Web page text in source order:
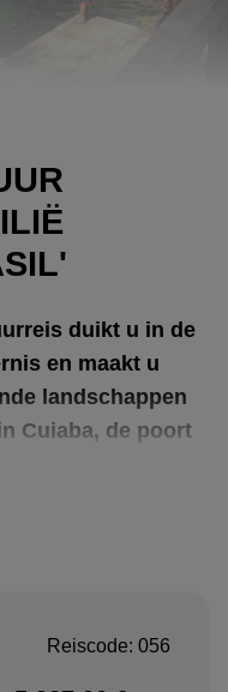
duikt u in de
en maakt u
landschappen
Cuiaba, de poort
vriendelijke
van het
Reiscode: 056